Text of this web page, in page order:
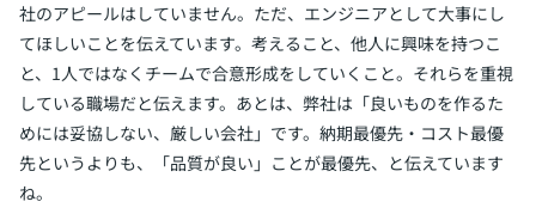
社のアピールはしていません。ただ、エンジニアとして大事にし
てほしいことを伝えています。考えること、他人に興味を持つこ
と、1人ではなくチームで合意形成をしていくこと。それらを重視
している職場だと伝えます。あとは、弊社は「良いものを作るた
めには妥協しない、厳しい会社」です。納期最優先・コスト最優
先というよりも、「品質が良い」ことが最優先、と伝えています
ね。